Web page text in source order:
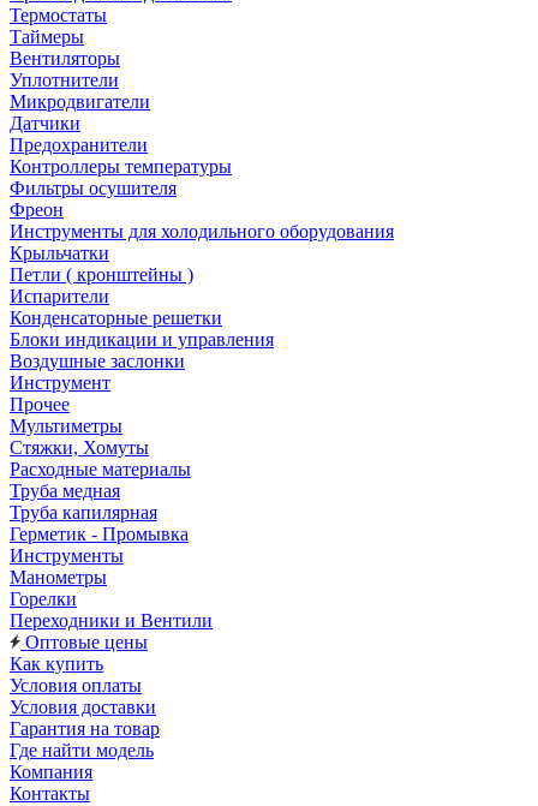
Термостаты
Таймеры
Вентиляторы
Уплотнители
Микродвигатели
Датчики
Предохранители
Контроллеры температуры
Фильтры осушителя
Фреон
Инструменты для холодильного оборудования
Крыльчатки
Петли ( кронштейны )
Испарители
Конденсаторные решетки
Блоки индикации и управления
Воздушные заслонки
Инструмент
Прочее
Мультиметры
Стяжки, Хомуты
Расходные материалы
Труба медная
Труба капилярная
Герметик - Промывка
Инструменты
Манометры
Горелки
Переходники и Вентили
Оптовые цены
Как купить
Условия оплаты
Условия доставки
Гарантия на товар
Где найти модель
Компания
Контакты